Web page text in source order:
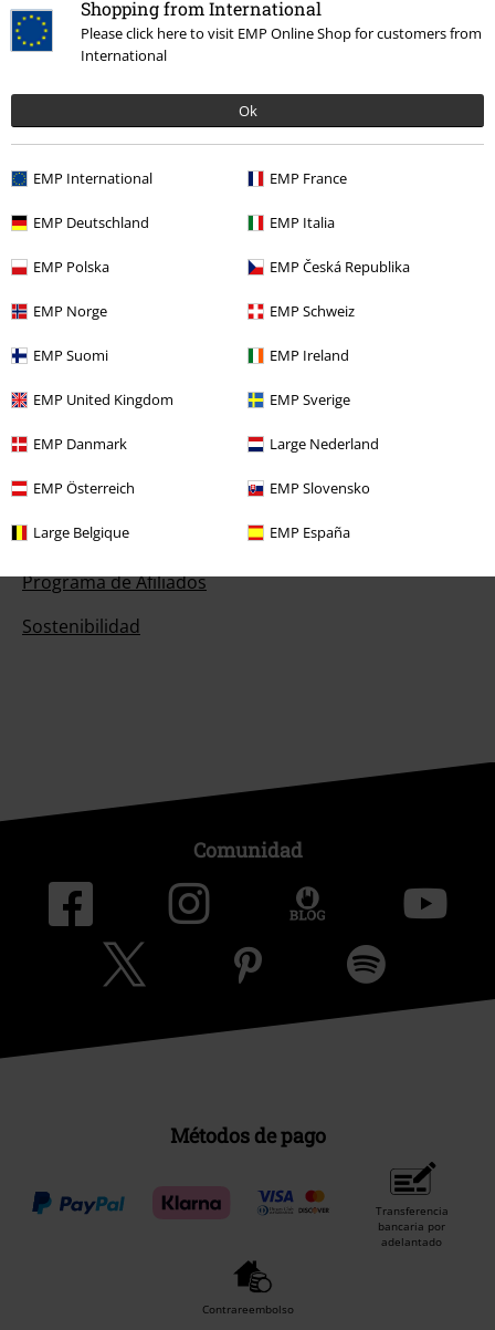
Shopping from International
Please click here to visit EMP Online Shop for customers from
International
Ok
EMP International EMP France
EMP Deutschland EMP Italia
EMP Polska EMP Česká Republika
EMP Norge EMP Schweiz
EMP Suomi EMP Ireland
EMP United Kingdom EMP Sverige
EMP Danmark Large Nederland
EMP Österreich EMP Slovensko
Large Belgique EMP España
Información de tallas generales
Cancelar mi membresía BSC
Descuentos para ti
Concursos
Cheques Regalo
Descuento para estudiantes
EMP Backstage Club
Sobre EMP
EMP Eventos
Programa de Afiliados
Sostenibilidad
Comunidad
Métodos de pago
Transferencia
bancaria por
adelantado
Contrareembolso